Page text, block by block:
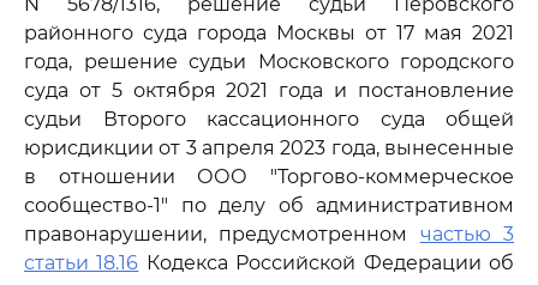
районного суда города Москвы от 17 мая 2021
года, решение судьи Московского городского
суда от 5 октября 2021 года и постановление
судьи Второго кассационного суда общей
юрисдикции от 3 апреля 2023 года, вынесенные
в отношении ООО "Торгово-коммерческое
сообщество-1" по делу об административном
правонарушении, предусмотренном частью 3
статьи 18.16 Кодекса Российской Федерации об